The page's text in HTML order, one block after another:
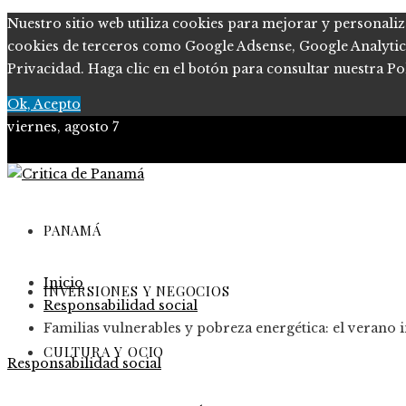
Nuestro sitio web utiliza cookies para mejorar y
cookies de terceros como Google Adsense, Google
Privacidad. Haga clic en el botón para consultar nuestra
Ok, Acepto
viernes, agosto 7
PANAMÁ
INVERSIONES Y NEGOCIOS
CULTURA Y OCIO
Inicio
Responsabilidad social
Familias vulnerables y pobreza energética: el verano
Responsabilidad social